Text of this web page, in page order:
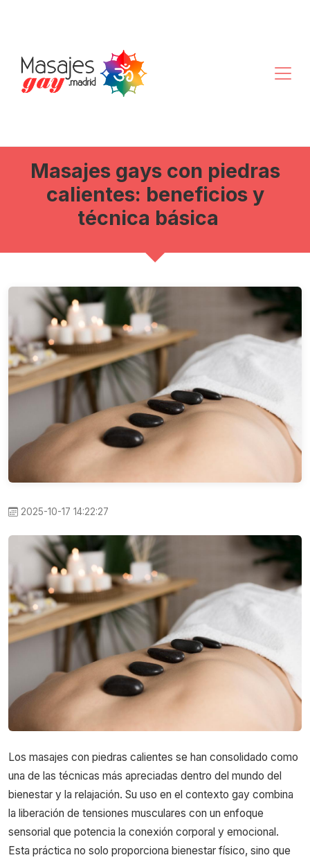
Masajes gays con piedras
calientes: beneficios y
técnica básica
2025-10-17 14:22:27
Los masajes con piedras calientes se han consolidado como
una de las técnicas más apreciadas dentro del mundo del
bienestar y la relajación. Su uso en el contexto gay combina
la liberación de tensiones musculares con un enfoque
sensorial que potencia la conexión corporal y emocional.
Esta práctica no solo proporciona bienestar físico, sino que